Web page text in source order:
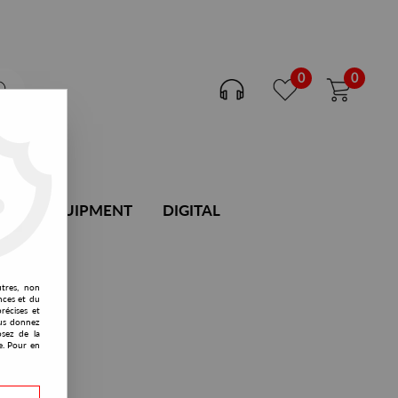
0 0
DJ EQUIPMENT DIGITAL
non
et du
et
donnez
de la
Pour en